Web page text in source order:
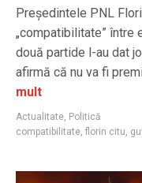
Președintele PNL
„compatibilitate” între
două partide l-au dat
afirmă că nu va fi
mult
Actualitate, Politică
compatibilitate, florin citu,